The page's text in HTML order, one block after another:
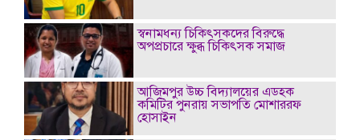
স্বনামধন্য চিকিৎসকদের বিরুদ্ধে
অপপ্রচারে ক্ষুব্ধ চিকিৎসক সমাজ
আজিমপুর উচ্চ বিদ্যালয়ের এডহক
কমিটির পুনরায় সভাপতি মোশাররফ
হোসাইন